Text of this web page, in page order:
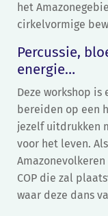
het
cirkelvormige
Percussie,
energie…
Deze workshop
bereiden op een
jezelf uitdrukken
voor het leven.
COP die zal
waar deze dans